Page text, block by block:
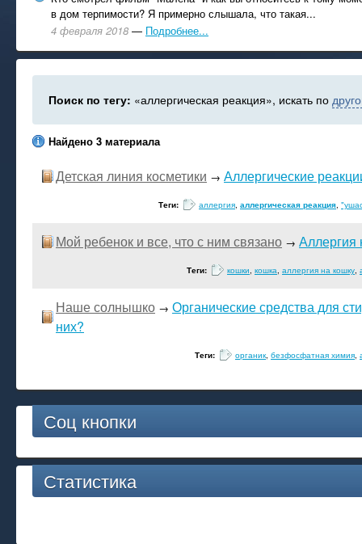
в дом терпимости? Я примерно слышала, что такая...
4 февраля 2018 — Подробнее...
Поиск по тегу: «аллергическая реакция», искать по
Найдено 3 материала
Детская линия косметики → Аллергические
Теги: аллергия, аллергическая реакция,
Мой ребенок и все, что с ним связано → Аллергия
Теги: кошки, кошка, аллергия на кошку,
Наше солнышко → Органические средства для
них?
Теги: органик, безфосфатная химия,
Соц кнопки
Статистика